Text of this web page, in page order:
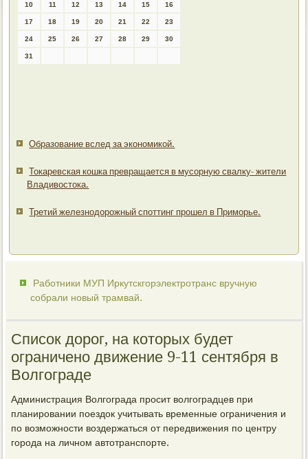
10 11 12 13 14 15 16
17 18 19 20 21 22 23
24 25 26 27 28 29 30
31
Образование вслед за экономикой.
Токаревская кошка превращается в мусорную свалку- жители
Владивостока.
Третий железнодорожный споттинг прошел в Приморье.
Работники МУП Иркутскгорэлектротранс вручную
собрали новый трамвай.
Список дорог, на которых будет
ограничено движение 9-11 сентября в
Волгограде
Администрация Волгограда просит волгоградцев при
планировании поездок учитывать временные ограничения и
по возможности воздержаться от передвижения по центру
города на личном автотранспорте.